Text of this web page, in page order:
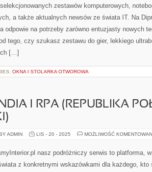
zestawów komputerowych,
a także aktualnych newsów ze świata IT. Na
odpowie na potrzeby zarówno entuzjasty nowych
tego, czy szukasz zestawu do gier, lekkiego
[…]
OKNA I STOLARKA OTWOROWA
I RPA (REPUBLIKA
ADMIN LIS - 20 - 2025 MOŻLIWOŚĆ
nasz podróżniczy serwis to platforma,
z konkretnymi wskazówkami dla każdego,